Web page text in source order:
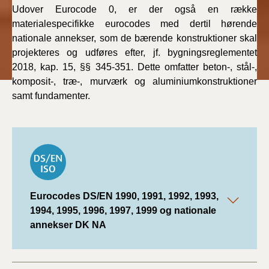
Udover Eurocode 0, er der også en række
materialespecifikke eurocodes med dertil hørende
nationale annekser, som de bærende konstruktioner skal
projekteres og udføres efter, jf. bygningsreglementet
2018, kap. 15, §§ 345-351. Dette omfatter beton-, stål-,
komposit-, træ-, murværk og aluminiumkonstruktioner
samt fundamenter.
Eurocodes DS/EN 1990, 1991, 1992, 1993,
1994, 1995, 1996, 1997, 1999 og nationale
annekser DK NA